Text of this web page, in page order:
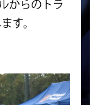
からのトラ
す。